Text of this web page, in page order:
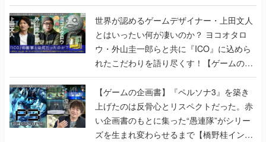
世界が認めるゲームデザイナー・上田文人
とはいったい何が凄いのか？ ヨコオタロ
ウ・外山圭一郎らと共に『ICO』に込めら
れたこだわりを語り尽くす！【ゲームの企
画書】
【ゲームの企画書】『ペルソナ3』を築き
上げたのは反骨心とリスペクトだった。赤
い企画書のもとに集った“愚連隊”がシリー
ズを生まれ変わらせるまで【橋野桂インタ